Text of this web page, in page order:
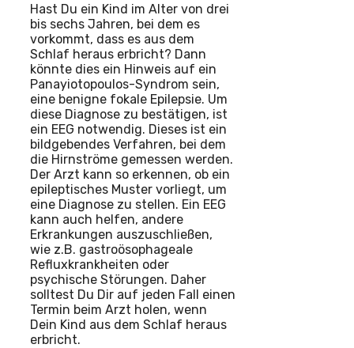
Hast Du ein Kind im Alter von drei
bis sechs Jahren, bei dem es
vorkommt, dass es aus dem
Schlaf heraus erbricht? Dann
könnte dies ein Hinweis auf ein
Panayiotopoulos-Syndrom sein,
eine benigne fokale Epilepsie. Um
diese Diagnose zu bestätigen, ist
ein EEG notwendig. Dieses ist ein
bildgebendes Verfahren, bei dem
die Hirnströme gemessen werden.
Der Arzt kann so erkennen, ob ein
epileptisches Muster vorliegt, um
eine Diagnose zu stellen. Ein EEG
kann auch helfen, andere
Erkrankungen auszuschließen,
wie z.B. gastroösophageale
Refluxkrankheiten oder
psychische Störungen. Daher
solltest Du Dir auf jeden Fall einen
Termin beim Arzt holen, wenn
Dein Kind aus dem Schlaf heraus
erbricht.